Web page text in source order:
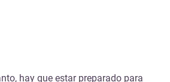
hay que estar preparado para